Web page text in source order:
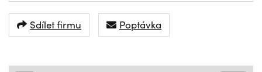
Sdílet firmu Poptávka